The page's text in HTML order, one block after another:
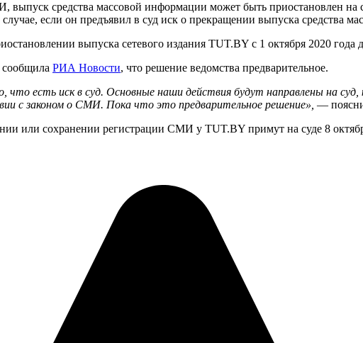
выпуск средства массовой информации может быть приостановлен на
если он предъявил в суд иск о прекращении выпуска средства
выпуска сетевого издания TUT.BY с 1 октября 2020 года
сообщила РИА Новости, что решение ведомства предварительное.
что есть иск в суд. Основные наши действия будут направлены на
с законом о СМИ. Пока что это предварительное решение», —
или сохранении регистрации СМИ у TUT.BY примут на суде 8